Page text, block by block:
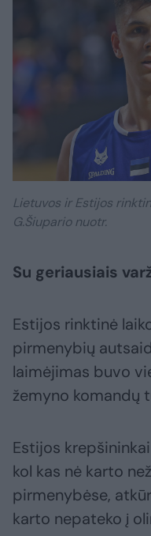
Lietuvos ir Estijos
G.Šiupario nuotr.
Su geriausiais
Estijos rinktinė
pirmenybių
laimėjimas buvo
žemyno komandų
Estijos
kol kas nė karto
pirmenybėse,
karto nepateko į